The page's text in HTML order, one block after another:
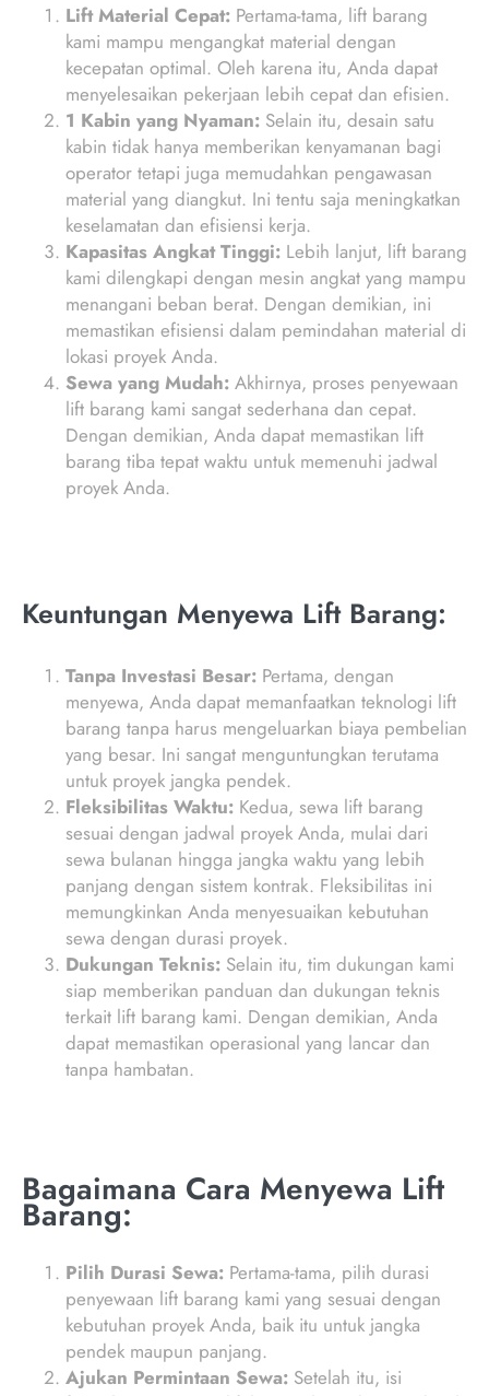
Lift Material Cepat: Pertama-tama, lift barang
kami mampu mengangkat material dengan
kecepatan optimal. Oleh karena itu, Anda dapat
menyelesaikan pekerjaan lebih cepat dan efisien.
1 Kabin yang Nyaman: Selain itu, desain satu
kabin tidak hanya memberikan kenyamanan bagi
operator tetapi juga memudahkan pengawasan
material yang diangkut. Ini tentu saja meningkatkan
keselamatan dan efisiensi kerja.
Kapasitas Angkat Tinggi: Lebih lanjut, lift barang
kami dilengkapi dengan mesin angkat yang mampu
menangani beban berat. Dengan demikian, ini
memastikan efisiensi dalam pemindahan material di
lokasi proyek Anda.
Sewa yang Mudah: Akhirnya, proses penyewaan
lift barang kami sangat sederhana dan cepat.
Dengan demikian, Anda dapat memastikan lift
barang tiba tepat waktu untuk memenuhi jadwal
proyek Anda.
Keuntungan Menyewa Lift Barang:
Tanpa Investasi Besar: Pertama, dengan
menyewa, Anda dapat memanfaatkan teknologi lift
barang tanpa harus mengeluarkan biaya pembelian
yang besar. Ini sangat menguntungkan terutama
untuk proyek jangka pendek.
Fleksibilitas Waktu: Kedua, sewa lift barang
sesuai dengan jadwal proyek Anda, mulai dari
sewa bulanan hingga jangka waktu yang lebih
panjang dengan sistem kontrak. Fleksibilitas ini
memungkinkan Anda menyesuaikan kebutuhan
sewa dengan durasi proyek.
Dukungan Teknis: Selain itu, tim dukungan kami
siap memberikan panduan dan dukungan teknis
terkait lift barang kami. Dengan demikian, Anda
dapat memastikan operasional yang lancar dan
tanpa hambatan.
Bagaimana Cara Menyewa Lift
Barang:
Pilih Durasi Sewa: Pertama-tama, pilih durasi
penyewaan lift barang kami yang sesuai dengan
kebutuhan proyek Anda, baik itu untuk jangka
pendek maupun panjang.
Ajukan Permintaan Sewa: Setelah itu, isi